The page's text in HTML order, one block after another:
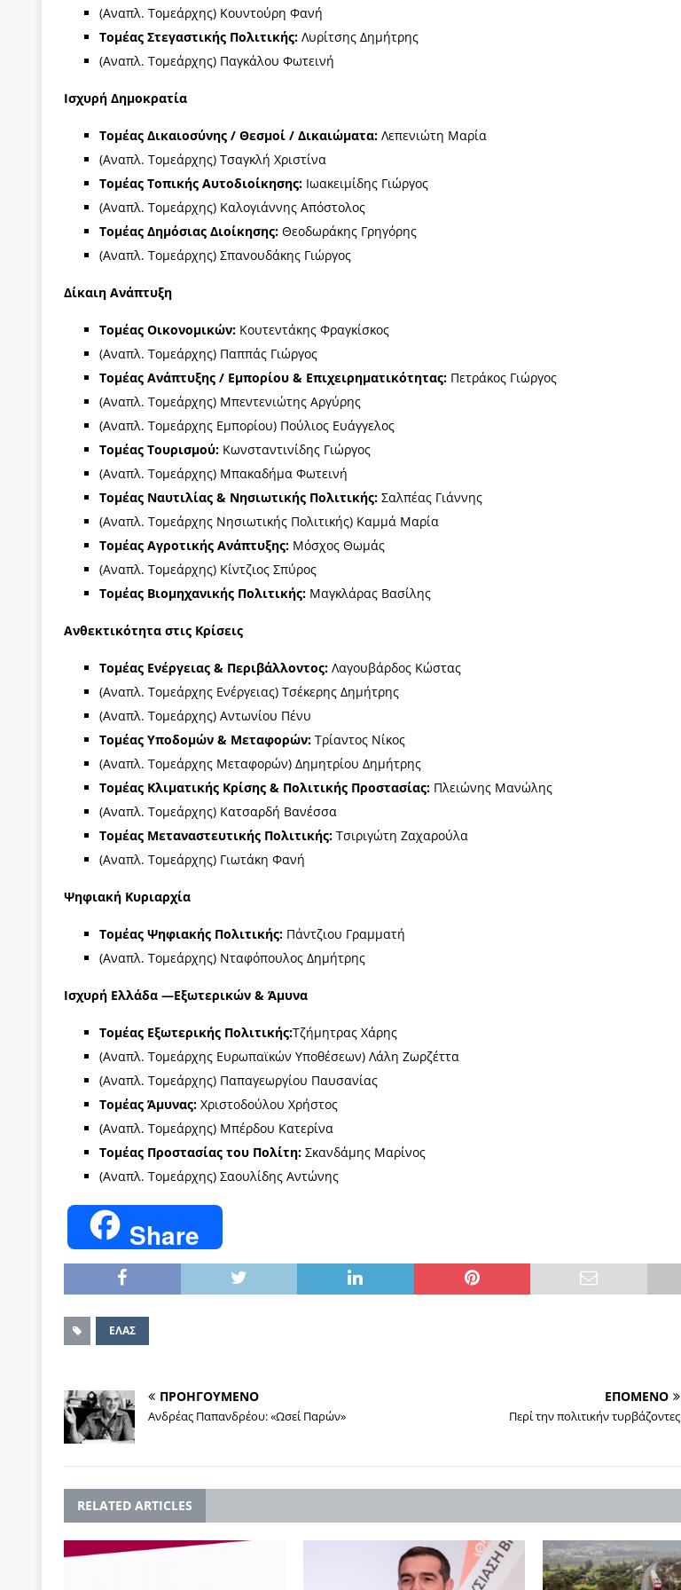
(Αναπλ. Τομεάρχης) Κουντούρη Φανή
Τομέας Στεγαστικής Πολιτικής: Λυρίτσης Δημήτρης
(Αναπλ. Τομεάρχης) Παγκάλου Φωτεινή
Ισχυρή Δημοκρατία
Τομέας Δικαιοσύνης / Θεσμοί / Δικαιώματα: Λεπενιώτη Μαρία
(Αναπλ. Τομεάρχης) Τσαγκλή Χριστίνα
Τομέας Τοπικής Αυτοδιοίκησης: Ιωακειμίδης Γιώργος
(Αναπλ. Τομεάρχης) Καλογιάννης Απόστολος
Τομέας Δημόσιας Διοίκησης: Θεοδωράκης Γρηγόρης
(Αναπλ. Τομεάρχης) Σπανουδάκης Γιώργος
Δίκαιη Ανάπτυξη
Τομέας Οικονομικών: Κουτεντάκης Φραγκίσκος
(Αναπλ. Τομεάρχης) Παππάς Γιώργος
Τομέας Ανάπτυξης / Εμπορίου & Επιχειρηματικότητας: Πετράκος Γιώργος
(Αναπλ. Τομεάρχης) Μπεντενιώτης Αργύρης
(Αναπλ. Τομεάρχης Εμπορίου) Πούλιος Ευάγγελος
Τομέας Τουρισμού: Κωνσταντινίδης Γιώργος
(Αναπλ. Τομεάρχης) Μπακαδήμα Φωτεινή
Τομέας Ναυτιλίας & Νησιωτικής Πολιτικής: Σαλπέας Γιάννης
(Αναπλ. Τομεάρχης Νησιωτικής Πολιτικής) Καμμά Μαρία
Τομέας Αγροτικής Ανάπτυξης: Μόσχος Θωμάς
(Αναπλ. Τομεάρχης) Κίντζιος Σπύρος
Τομέας Βιομηχανικής Πολιτικής: Μαγκλάρας Βασίλης
Ανθεκτικότητα στις Κρίσεις
Τομέας Ενέργειας & Περιβάλλοντος: Λαγουβάρδος Κώστας
(Αναπλ. Τομεάρχης Ενέργειας) Τσέκερης Δημήτρης
(Αναπλ. Τομεάρχης) Αντωνίου Πένυ
Τομέας Υποδομών & Μεταφορών: Τρίαντος Νίκος
(Αναπλ. Τομεάρχης Μεταφορών) Δημητρίου Δημήτρης
Τομέας Κλιματικής Κρίσης & Πολιτικής Προστασίας: Πλειώνης Μανώλης
(Αναπλ. Τομεάρχης) Κατσαρδή Βανέσσα
Τομέας Μεταναστευτικής Πολιτικής: Τσιριγώτη Ζαχαρούλα
(Αναπλ. Τομεάρχης) Γιωτάκη Φανή
Ψηφιακή Κυριαρχία
Τομέας Ψηφιακής Πολιτικής: Πάντζιου Γραμματή
(Αναπλ. Τομεάρχης) Νταφόπουλος Δημήτρης
Ισχυρή Ελλάδα —Εξωτερικών & Άμυνα
Τομέας Εξωτερικής Πολιτικής:Τζήμητρας Χάρης
(Αναπλ. Τομεάρχης Ευρωπαϊκών Υποθέσεων) Λάλη Ζωρζέττα
(Αναπλ. Τομεάρχης) Παπαγεωργίου Παυσανίας
Τομέας Άμυνας: Χριστοδούλου Χρήστος
(Αναπλ. Τομεάρχης) Μπέρδου Κατερίνα
Τομέας Προστασίας του Πολίτη: Σκανδάμης Μαρίνος
(Αναπλ. Τομεάρχης) Σαουλίδης Αντώνης
Share
ΕΛΑΣ
ΠΡΟΗΓΟΥΜΕΝΟ
Ανδρέας Παπανδρέου: «Ωσεί Παρών»
ΕΠΟΜΕΝΟ
Περί την πολιτικήν τυρβάζοντες
RELATED ARTICLES